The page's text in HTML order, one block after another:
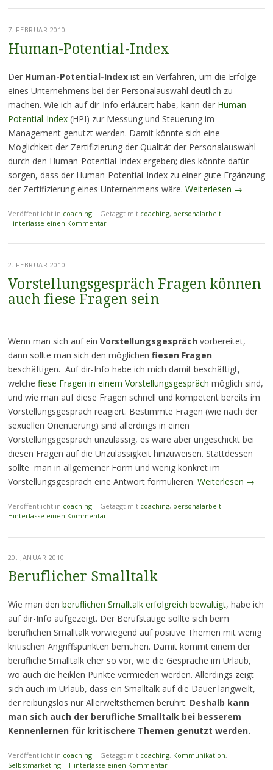
7. FEBRUAR 2010
Human-Potential-Index
Der Human-Potential-Indexist ein Verfahren, um die Erfolge
eines Unternehmens bei der Personalauswahl deutlich zu
machen. Wie ich auf dir-Info erläutert habe, kann der Human-
Potential-Index (HPI) zur Messung und Steuerung im
Management genutzt werden. Damit könnte sich eine
Möglichkeit der Zertifizierung der Qualität der Personalauswahl
durch den Human-Potential-Index ergeben; dies könnte dafür
sorgen, dass der Human-Potential-Index zu einer gute Ergänzung
der Zertifizierung eines Unternehmens wäre. Weiterlesen →
Veröffentlicht in coaching | Getaggt mit coaching, personalarbeit |
Hinterlasse einen Kommentar
2. FEBRUAR 2010
Vorstellungsgespräch Fragen können
auch fiese Fragen sein
Wenn man sich auf ein Vorstellungsgespräch vorbereitet,
dann sollte man sich den möglichen fiesen Fragen
beschäftigen. Auf dir-Info habe ich mich damit beschäftigt,
welche fiese Fragen in einem Vorstellungsgespräch möglich sind,
und wie man auf diese Fragen schnell und kompetent bereits im
Vorstellungsgespräch reagiert. Bestimmte Fragen (wie nach der
sexuellen Orientierung) sind allerdings in einen
Vorstellungsgespräch unzulässig, es wäre aber ungeschickt bei
diesen Fragen auf die Unzulässigkeit hinzuweisen. Stattdessen
sollte man in allgemeiner Form und wenig konkret im
Vorstellungsgespräch eine Antwort formulieren. Weiterlesen →
Veröffentlicht in coaching | Getaggt mit coaching, personalarbeit |
Hinterlasse einen Kommentar
20. JANUAR 2010
Beruflicher Smalltalk
Wie man den beruflichen Smalltalk erfolgreich bewältigt, habe ich
auf dir-Info aufgezeigt. Der Berufstätige sollte sich beim
beruflichen Smalltalk vorwiegend auf positive Themen mit wenig
kritischen Angriffspunkten bemühen. Damit kommt einem der
berufliche Smalltalk eher so vor, wie die Gespräche im Urlaub,
wo auch die heiklen Punkte vermieden werden. Allerdings zeigt
sich auch im Urlaub, dass ein Smalltalk auf die Dauer langweilt,
der reibungslos nur Allerweltsthemen berührt. Deshalb kann
man sich auch der berufliche Smalltalk bei besserem
Kennenlernen für kritischere Themen genutzt werden.
Veröffentlicht in coaching | Getaggt mit coaching, Kommunikation,
Selbstmarketing | Hinterlasse einen Kommentar